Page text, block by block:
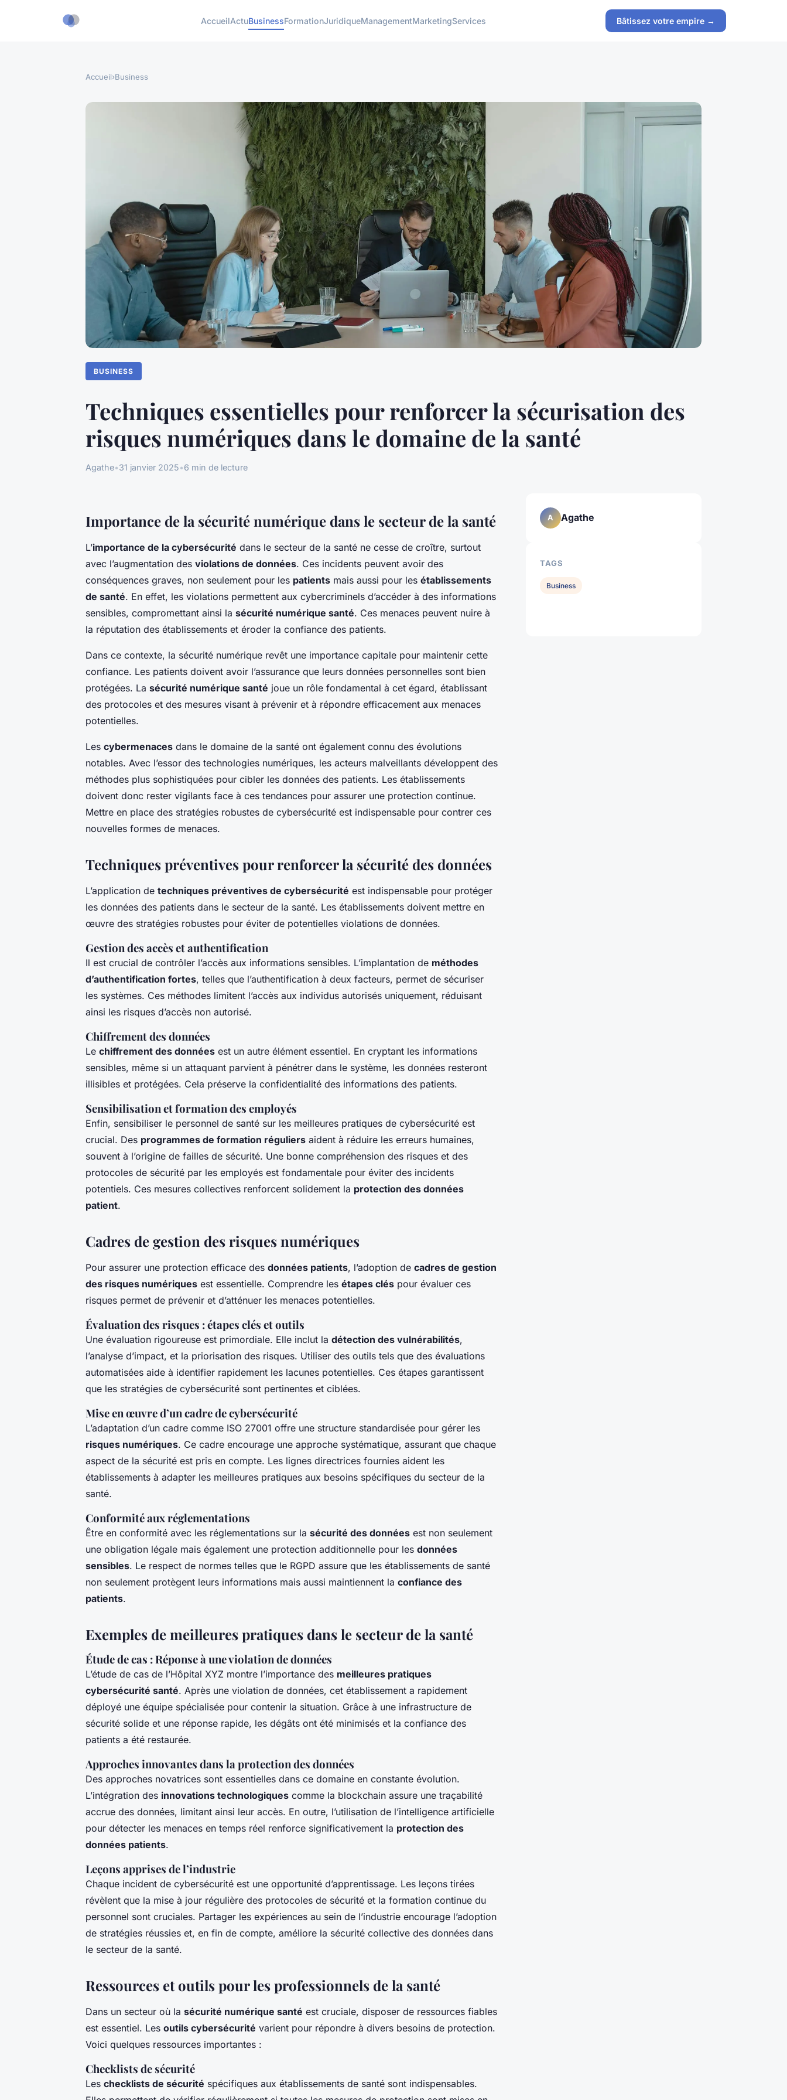
AccueilActuBusinessFormationJuridiqueManagementMarketingServices Bâtissez votre empire →
Accueil›Business
BUSINESS
Techniques essentielles pour renforcer la sécurisation des
risques numériques dans le domaine de la santé
Agathe•31 janvier 2025•6 min de lecture
Importance de la sécurité numérique dans le secteur de la santé
L’importance de la cybersécurité dans le secteur de la santé ne cesse de croître, surtout
avec l’augmentation des violations de données. Ces incidents peuvent avoir des
conséquences graves, non seulement pour les patients mais aussi pour les établissements
de santé. En effet, les violations permettent aux cybercriminels d’accéder à des informations
sensibles, compromettant ainsi la sécurité numérique santé. Ces menaces peuvent nuire à
la réputation des établissements et éroder la confiance des patients.
Dans ce contexte, la sécurité numérique revêt une importance capitale pour maintenir cette
confiance. Les patients doivent avoir l’assurance que leurs données personnelles sont bien
protégées. La sécurité numérique santé joue un rôle fondamental à cet égard, établissant
des protocoles et des mesures visant à prévenir et à répondre efficacement aux menaces
potentielles.
Les cybermenaces dans le domaine de la santé ont également connu des évolutions
notables. Avec l’essor des technologies numériques, les acteurs malveillants développent des
méthodes plus sophistiquées pour cibler les données des patients. Les établissements
doivent donc rester vigilants face à ces tendances pour assurer une protection continue.
Mettre en place des stratégies robustes de cybersécurité est indispensable pour contrer ces
nouvelles formes de menaces.
Techniques préventives pour renforcer la sécurité des données
L’application de techniques préventives de cybersécurité est indispensable pour protéger
les données des patients dans le secteur de la santé. Les établissements doivent mettre en
œuvre des stratégies robustes pour éviter de potentielles violations de données.
Gestion des accès et authentification
Il est crucial de contrôler l’accès aux informations sensibles. L’implantation de méthodes
d’authentification fortes, telles que l’authentification à deux facteurs, permet de sécuriser
les systèmes. Ces méthodes limitent l’accès aux individus autorisés uniquement, réduisant
ainsi les risques d’accès non autorisé.
Chiffrement des données
Le chiffrement des données est un autre élément essentiel. En cryptant les informations
sensibles, même si un attaquant parvient à pénétrer dans le système, les données resteront
illisibles et protégées. Cela préserve la confidentialité des informations des patients.
Sensibilisation et formation des employés
Enfin, sensibiliser le personnel de santé sur les meilleures pratiques de cybersécurité est
crucial. Des programmes de formation réguliers aident à réduire les erreurs humaines,
souvent à l’origine de failles de sécurité. Une bonne compréhension des risques et des
protocoles de sécurité par les employés est fondamentale pour éviter des incidents
potentiels. Ces mesures collectives renforcent solidement la protection des données
patient.
Cadres de gestion des risques numériques
Pour assurer une protection efficace des données patients, l’adoption de cadres de gestion
des risques numériques est essentielle. Comprendre les étapes clés pour évaluer ces
risques permet de prévenir et d’atténuer les menaces potentielles.
Évaluation des risques : étapes clés et outils
Une évaluation rigoureuse est primordiale. Elle inclut la détection des vulnérabilités,
l’analyse d’impact, et la priorisation des risques. Utiliser des outils tels que des évaluations
automatisées aide à identifier rapidement les lacunes potentielles. Ces étapes garantissent
que les stratégies de cybersécurité sont pertinentes et ciblées.
Mise en œuvre d’un cadre de cybersécurité
L’adaptation d’un cadre comme ISO 27001 offre une structure standardisée pour gérer les
risques numériques. Ce cadre encourage une approche systématique, assurant que chaque
aspect de la sécurité est pris en compte. Les lignes directrices fournies aident les
établissements à adapter les meilleures pratiques aux besoins spécifiques du secteur de la
santé.
Conformité aux réglementations
Être en conformité avec les réglementations sur la sécurité des données est non seulement
une obligation légale mais également une protection additionnelle pour les données
sensibles. Le respect de normes telles que le RGPD assure que les établissements de santé
non seulement protègent leurs informations mais aussi maintiennent la confiance des
patients.
Exemples de meilleures pratiques dans le secteur de la santé
Étude de cas : Réponse à une violation de données
L’étude de cas de l’Hôpital XYZ montre l’importance des meilleures pratiques
cybersécurité santé. Après une violation de données, cet établissement a rapidement
déployé une équipe spécialisée pour contenir la situation. Grâce à une infrastructure de
sécurité solide et une réponse rapide, les dégâts ont été minimisés et la confiance des
patients a été restaurée.
Approches innovantes dans la protection des données
Des approches novatrices sont essentielles dans ce domaine en constante évolution.
L’intégration des innovations technologiques comme la blockchain assure une traçabilité
accrue des données, limitant ainsi leur accès. En outre, l’utilisation de l’intelligence artificielle
pour détecter les menaces en temps réel renforce significativement la protection des
données patients.
Leçons apprises de l’industrie
Chaque incident de cybersécurité est une opportunité d’apprentissage. Les leçons tirées
révèlent que la mise à jour régulière des protocoles de sécurité et la formation continue du
personnel sont cruciales. Partager les expériences au sein de l’industrie encourage l’adoption
de stratégies réussies et, en fin de compte, améliore la sécurité collective des données dans
le secteur de la santé.
Ressources et outils pour les professionnels de la santé
Dans un secteur où la sécurité numérique santé est cruciale, disposer de ressources fiables
est essentiel. Les outils cybersécurité varient pour répondre à divers besoins de protection.
Voici quelques ressources importantes :
Checklists de sécurité
Les checklists de sécurité spécifiques aux établissements de santé sont indispensables.
A Agathe
TAGS
Business